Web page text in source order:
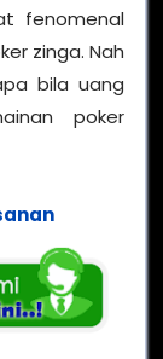
fenomenal
zinga. Nah
bila uang
poker